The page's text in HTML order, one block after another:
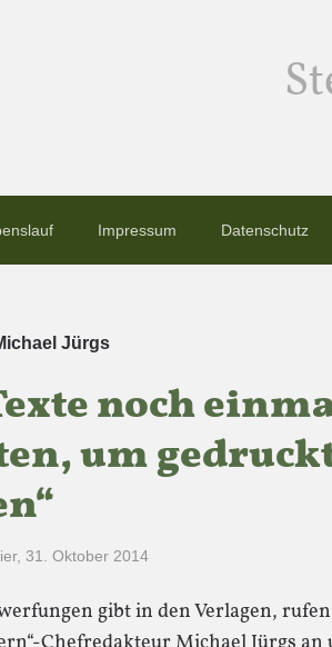
Impressum Datenschutz
Jürgs
noch
um
, 31. Oktober 2014
gibt in den Verlagen,